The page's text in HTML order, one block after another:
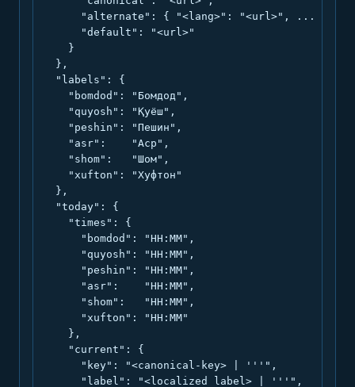
      "alternate": { "<lang>": "<url>", ... },
      "default": "<url>"
    }
  },
  "labels": {
    "bomdod": "Бомдод",
    "quyosh": "Қуёш",
    "peshin": "Пешин",
    "asr":    "Аср",
    "shom":   "Шом",
    "xufton": "Хуфтон"
  },
  "today": {
    "times": {
      "bomdod": "HH:MM",
      "quyosh": "HH:MM",
      "peshin": "HH:MM",
      "asr":    "HH:MM",
      "shom":   "HH:MM",
      "xufton": "HH:MM"
    },
    "current": {
      "key": "<canonical-key> | '''",
      "label": "<localized label> | '''",